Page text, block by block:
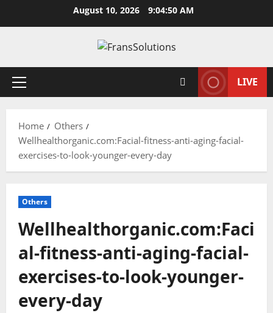
August 10, 2026 9:04:50 AM
Primary
LIVE
Home
Others
Wellhealthorganic.com:Facial-fitness-anti-aging-facial-
exercises-to-look-younger-every-day
Others
Wellhealthorganic.com:Faci
al-fitness-anti-aging-facial-
exercises-to-look-younger-
every-day